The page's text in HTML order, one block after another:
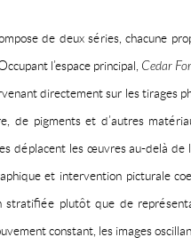
de deux séries, chacune
l’espace principal, Cedar
directement sur les tirages
de pigments et d’autres
déplacent les œuvres au-delà de
et intervention picturale
stratifiée plutôt que de
constant, les images